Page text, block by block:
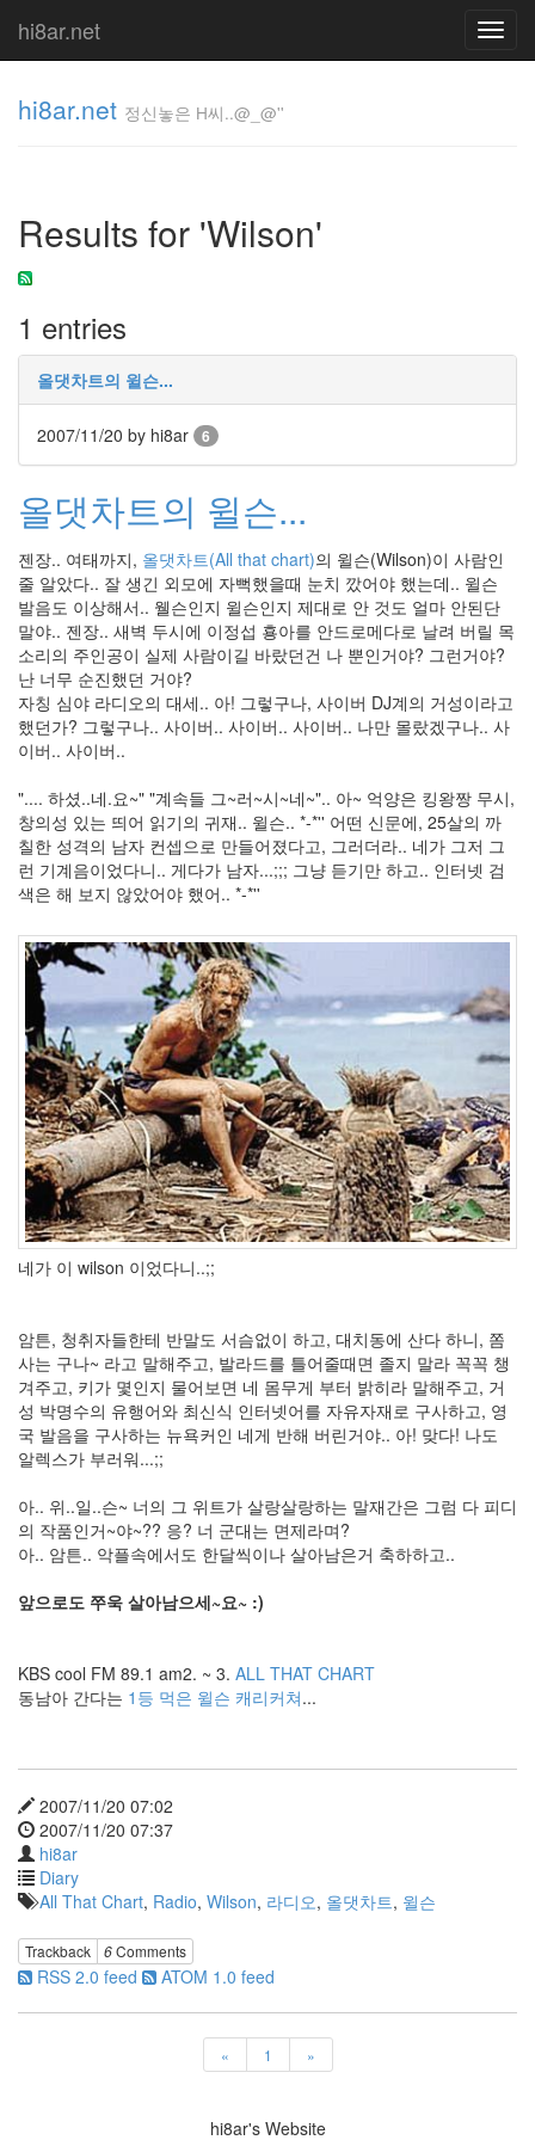
hi8ar.net
hi8ar.net 정신놓은 H씨..@_@''
Results for 'Wilson'
1 entries
올댓차트의 윌슨...
2007/11/20 by hi8ar 6
올댓차트의 윌슨...
젠장.. 여태까지, 올댓차트(All that chart)의 윌슨(Wilson)이 사람인
줄 알았다.. 잘 생긴 외모에 자뻑했을때 눈치 깠어야 했는데.. 윌슨
발음도 이상해서.. 웰슨인지 윌슨인지 제대로 안 것도 얼마 안된단
말야.. 젠장.. 새벽 두시에 이정섭 횽아를 안드로메다로 날려 버릴 목
소리의 주인공이 실제 사람이길 바랐던건 나 뿐인거야? 그런거야?
난 너무 순진했던 거야?
자칭 심야 라디오의 대세.. 아! 그렇구나, 사이버 DJ계의 거성이라고
했던가? 그렇구나.. 사이버.. 사이버.. 사이버.. 나만 몰랐겠구나.. 사
이버.. 사이버..
".... 하셨..네.요~" "계속들 그~러~시~네~".. 아~ 억양은 킹왕짱 무시,
창의성 있는 띄어 읽기의 귀재.. 윌슨.. *-*'' 어떤 신문에, 25살의 까
칠한 성격의 남자 컨셉으로 만들어졌다고, 그러더라.. 네가 그저 그
런 기계음이었다니.. 게다가 남자...;;; 그냥 듣기만 하고.. 인터넷 검
색은 해 보지 않았어야 했어.. *-*''
네가 이 wilson 이었다니..;;
암튼, 청취자들한테 반말도 서슴없이 하고, 대치동에 산다 하니, 쫌
사는 구나~ 라고 말해주고, 발라드를 틀어줄때면 졸지 말라 꼭꼭 챙
겨주고, 키가 몇인지 물어보면 네 몸무게 부터 밝히라 말해주고, 거
성 박명수의 유행어와 최신식 인터넷어를 자유자재로 구사하고, 영
국 발음을 구사하는 뉴욕커인 네게 반해 버린거야.. 아! 맞다! 나도
알렉스가 부러워...;;
아.. 위..일..슨~ 너의 그 위트가 살랑살랑하는 말재간은 그럼 다 피디
의 작품인거~야~?? 응? 너 군대는 면제라며?
아.. 암튼.. 악플속에서도 한달씩이나 살아남은거 축하하고..
앞으로도 쭈욱 살아남으세~요~ :)
KBS cool FM 89.1 am2. ~ 3. ALL THAT CHART
동남아 간다는 1등 먹은 윌슨 캐리커쳐...
2007/11/20 07:02
2007/11/20 07:37
hi8ar
Diary
All That Chart, Radio, Wilson, 라디오, 올댓차트, 윌슨
Trackback 6Comments
RSS 2.0 feed ATOM 1.0 feed
« 1 »
씨..@_@''
Tag
Cloud
Corinne
Bailey
Browser
예
Thumbnail
list
TN
SK
Jeniffer
Love
hewitt
파
이
어
폭
Description
Sound
Olivia
Wilde
데
이
SlanXP
미
숲
의
설
가
Media
Control
개
그
콘
서
트
스
타
그
hi8ar's Website